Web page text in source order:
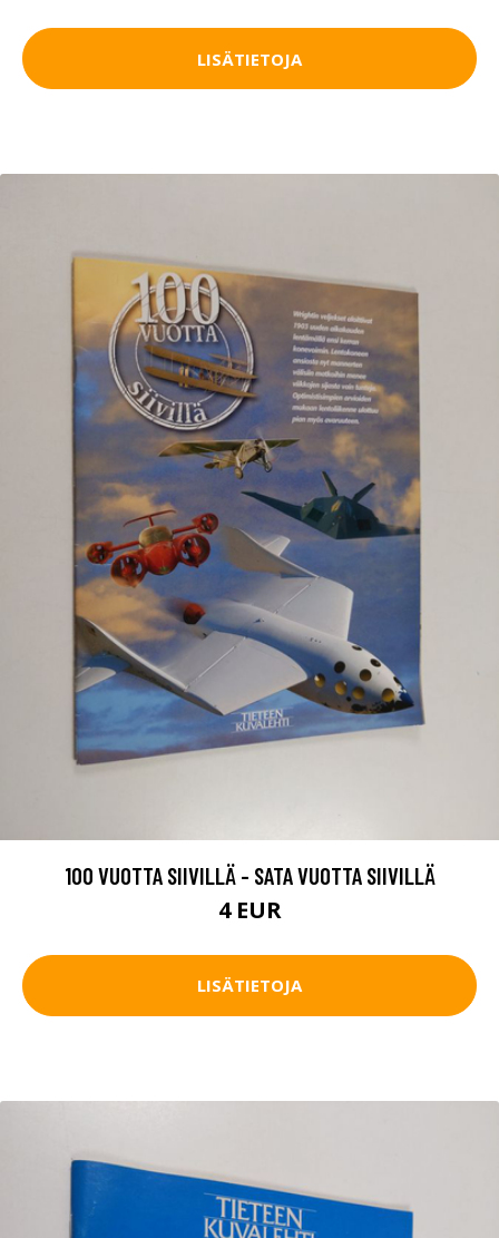
LISÄTIETOJA
100 VUOTTA SIIVILLÄ - SATA VUOTTA SIIVILLÄ
4 EUR
LISÄTIETOJA